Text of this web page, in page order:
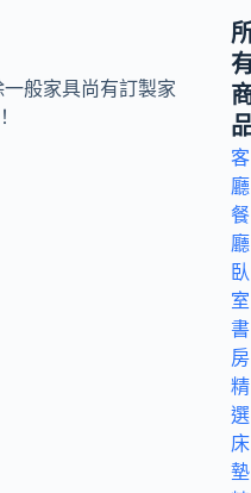
般家具尚有訂製家
客
廳
餐
廳
臥
室
書
房
精
選
床
墊